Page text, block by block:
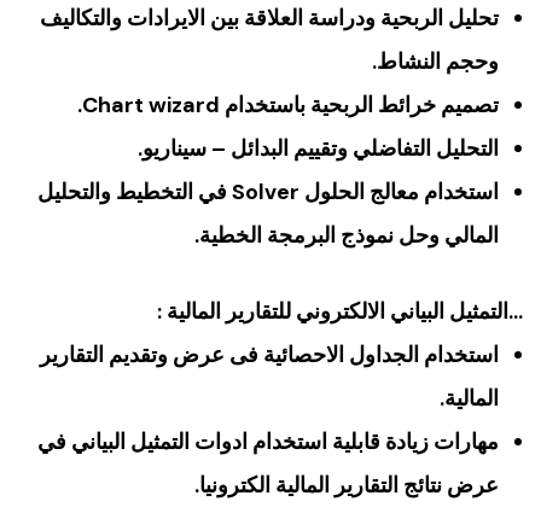
تحليل الربحية ودراسة العلاقة بين الايرادات والتكاليف
وحجم النشاط.
تصميم خرائط الربحية باستخدام Chart wizard.
التحليل التفاضلي وتقييم البدائل – سيناريو.
استخدام معالج الحلول Solver في التخطيط والتحليل
المالي وحل نموذج البرمجة الخطية.
…التمثيل البياني الالكتروني للتقارير المالية :
استخدام الجداول الاحصائية فى عرض وتقديم التقارير
المالية.
مهارات زيادة قابلية استخدام ادوات التمثيل البياني في
عرض نتائج التقارير المالية الكترونيا.